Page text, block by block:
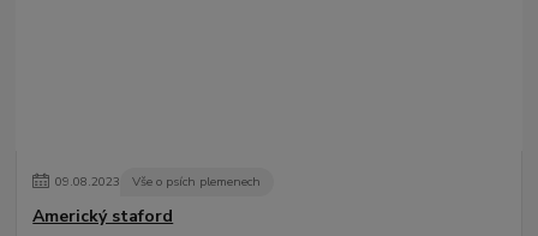
09.08.2023 Vše o psích plemenech
Americký staford